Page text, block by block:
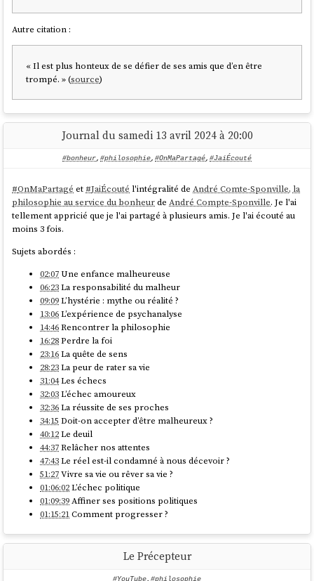
Autre citation :
« Il est plus honteux de se défier de ses amis que d’en être
trompé. » (source)
Journal du samedi 13 avril 2024 à 20:00
#bonheur, #philosophie, #OnMaPartagé, #JaiÉcouté
#OnMaPartagé et #JaiÉcouté l'intégralité deAndré Comte-Sponville, la
philosophie au service du bonheurdeAndré Compte-Sponville. Je l'ai
tellement appricié que je l'ai partagé à plusieurs amis. Je l'ai écouté au
moins 3 fois.
Sujets abordés :
02:07Une enfance malheureuse
06:23La responsabilité du malheur
09:09L’hystérie : mythe ou réalité ?
13:06L’expérience de psychanalyse
14:46Rencontrer la philosophie
16:28Perdre la foi
23:16La quête de sens
28:23La peur de rater sa vie
31:04Les échecs
32:03L’échec amoureux
32:36La réussite de ses proches
34:15 Doit-on accepter d’être malheureux ?
40:12Le deuil
44:37Relâcher nos attentes
47:43Le réel est-il condamné à nous décevoir ?
51:27Vivre sa vie ou rêver sa vie ?
01:06:02L’échec politique
01:09:39Affiner ses positions politiques
01:15:21Comment progresser ?
Le Précepteur
#YouTube, #philosophie